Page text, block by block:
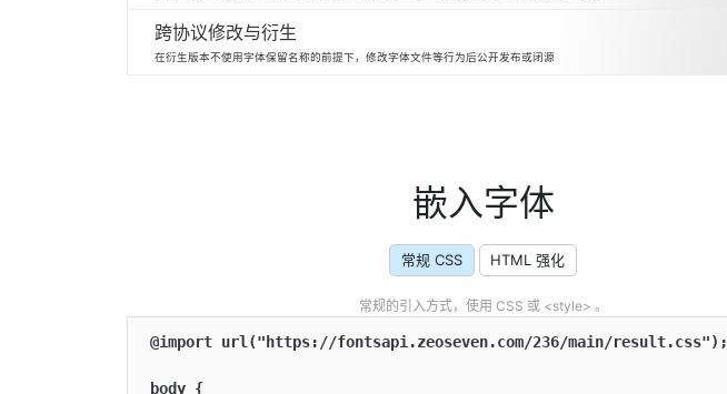
跨协议修改与衍生
在衍生版本不使用字体保留名称的前提下，修改字体文件等行为后公开发布或闭源
嵌入字体
常规 CSS HTML 强化
常规的引入方式，使用 CSS 或 <style> 。
@import url("https://fontsapi.zeoseven.com/236/main/result.css");
body {